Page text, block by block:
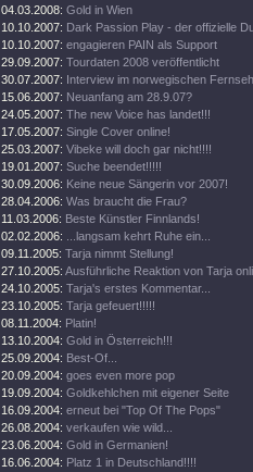
04.03.2008: Gold in Wien
10.10.2007: Dark Passion Play - der offizielle
10.10.2007: engagieren PAIN als Support
29.09.2007: Tourdaten 2008 veröffentlicht
30.07.2007: Interview im norwegischen
15.06.2007: Neuanfang am 28.9.07?
24.05.2007: The new Voice has landet!!!
17.05.2007: Single Cover online!
25.03.2007: Vibeke will doch gar nicht!!!!
19.01.2007: Suche beendet!!!!!
30.09.2006: Keine neue Sängerin vor 2007!
28.04.2006: Was braucht die Frau?
11.03.2006: Beste Künstler Finnlands!
02.02.2006:
...langsam kehrt Ruhe ein...
09.11.2005: Tarja nimmt Stellung!
27.10.2005: Ausführliche Reaktion von Tarja
24.10.2005: Tarja's erstes Kommentar...
23.10.2005: Tarja gefeuert!!!!!
08.11.2004: Platin!
13.10.2004: Gold in Österreich!!!
25.09.2004: Best-Of...
20.09.2004: goes even more pop
19.09.2004: Goldkehlchen mit eigener Seite
16.09.2004: erneut bei "Top Of The Pops"
26.08.2004: verkaufen wie wild...
23.06.2004: Gold in Germanien!
16.06.2004: Platz 1 in Deutschland!!!!